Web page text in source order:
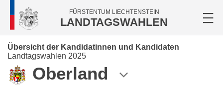
FÜRSTENTUM LIECHTENSTEIN
LANDTAGSWAHLEN
Übersicht der Kandidatinnen und Kandidaten
Landtagswahlen 2025
Oberland